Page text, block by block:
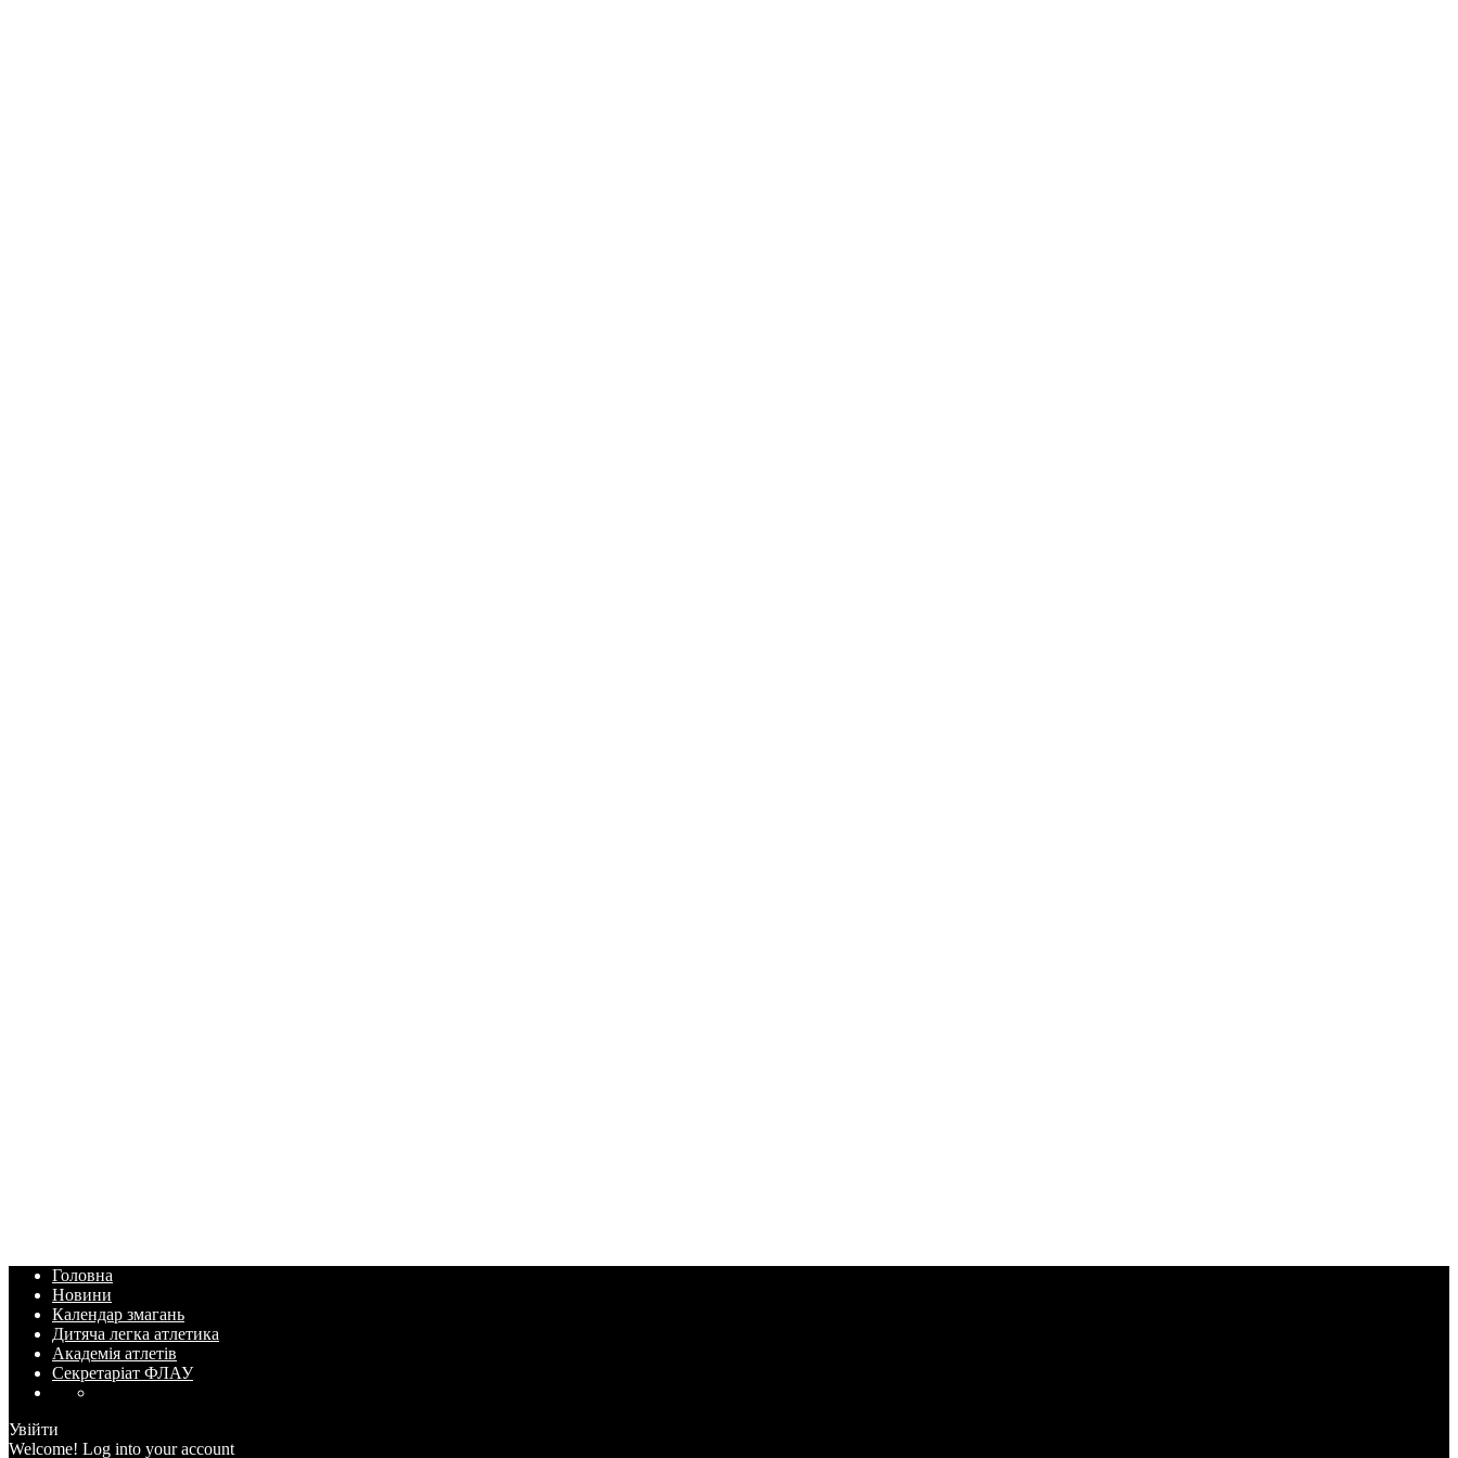
Головна
Новини
Календар змагань
Дитяча легка атлетика
Академія атлетів
Секретаріат ФЛАУ
Увійти
Welcome! Log into your account